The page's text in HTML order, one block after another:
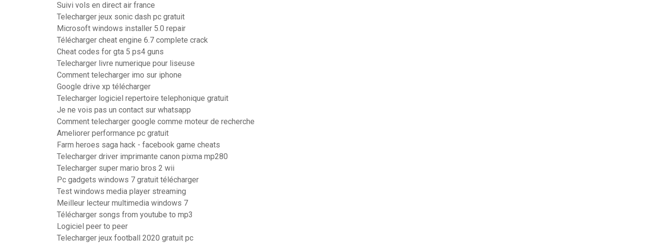
Suivi vols en direct air france
Telecharger jeux sonic dash pc gratuit
Microsoft windows installer 5.0 repair
Télécharger cheat engine 6.7 complete crack
Cheat codes for gta 5 ps4 guns
Telecharger livre numerique pour liseuse
Comment telecharger imo sur iphone
Google drive xp télécharger
Telecharger logiciel repertoire telephonique gratuit
Je ne vois pas un contact sur whatsapp
Comment telecharger google comme moteur de recherche
Ameliorer performance pc gratuit
Farm heroes saga hack - facebook game cheats
Telecharger driver imprimante canon pixma mp280
Telecharger super mario bros 2 wii
Pc gadgets windows 7 gratuit télécharger
Test windows media player streaming
Meilleur lecteur multimedia windows 7
Télécharger songs from youtube to mp3
Logiciel peer to peer
Telecharger jeux football 2020 gratuit pc